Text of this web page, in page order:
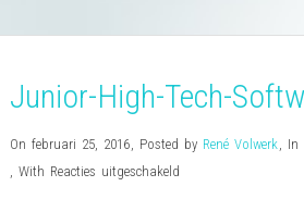
Junior-High-Tech-
On februari 25, 2016, Posted by René Volwerk, In
, With Reacties uitgeschakeldvoor